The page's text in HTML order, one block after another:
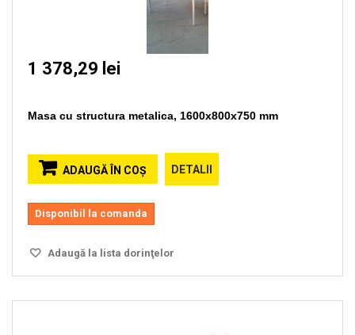
1 378,29 lei
Masa cu structura metalica, 1600x800x750 mm
ADAUGĂ ÎN COŞ DETALII
Disponibil la comanda
Adaugă la lista dorinţelor